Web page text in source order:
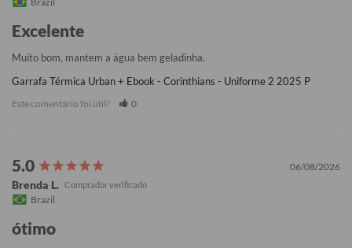
Excelente
Muito bom, mantem a água bem geladinha.
Garrafa Térmica Urban + Ebook - Corinthians - Uniforme 2 2025 P
Este comentário foi útil? 0
06/08/2026
Brenda L.
Brazil
ótimo